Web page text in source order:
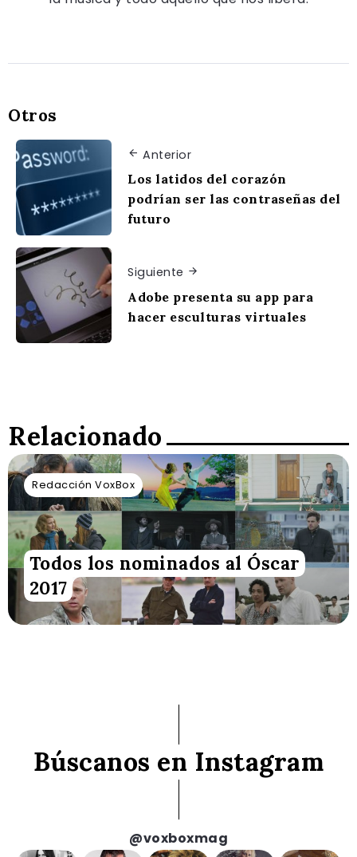
Otros
Anterior
Los latidos del corazón
podrían ser las contraseñas del
futuro
Siguiente
Adobe presenta su app para
hacer esculturas virtuales
Relacionado
Redacción VoxBox
Todos los nominados al Óscar
2017
Búscanos en Instagram
@voxboxmag